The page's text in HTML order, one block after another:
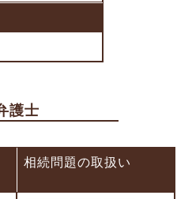
護士
相続問題の取扱い